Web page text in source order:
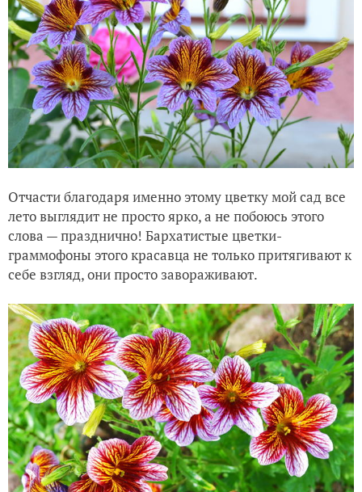
Отчасти благодаря именно этому цветку мой сад все
лето выглядит не просто ярко, а не побоюсь этого
слова — празднично! Бархатистые цветки-
граммофоны этого красавца не только притягивают к
себе взгляд, они просто завораживают.